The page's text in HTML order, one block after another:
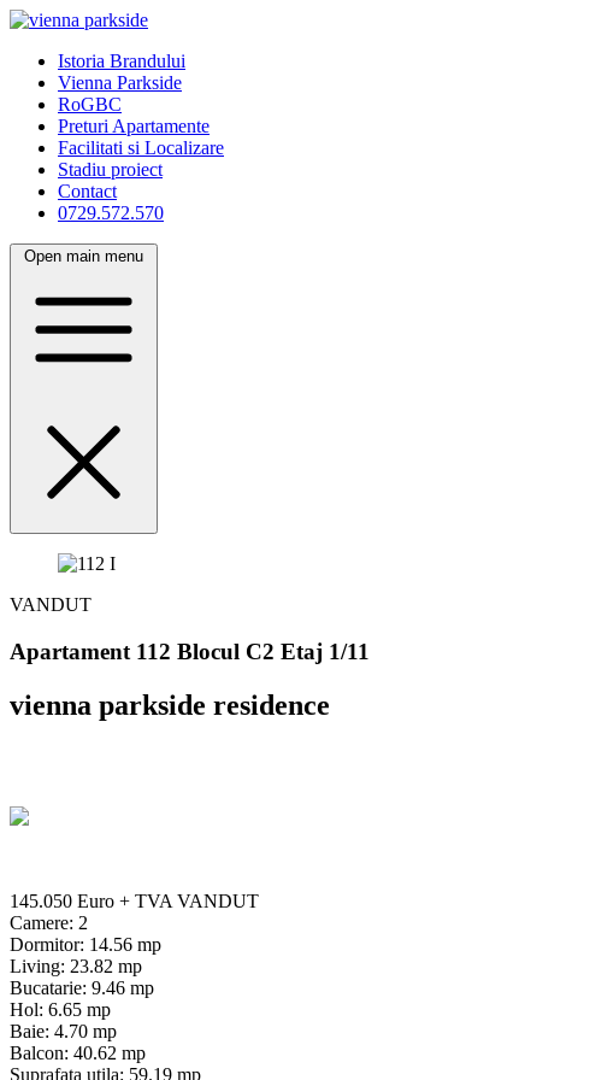
Istoria Brandului
Vienna Parkside
RoGBC
Preturi Apartamente
Facilitati si Localizare
Stadiu proiect
Contact
0729.572.570
Open main menu
VANDUT
Apartament 112 Blocul C2 Etaj 1/11
vienna parkside residence
145.050 Euro + TVA VANDUT
Camere: 2
Dormitor: 14.56 mp
Living: 23.82 mp
Bucatarie: 9.46 mp
Hol: 6.65 mp
Baie: 4.70 mp
Balcon: 40.62 mp
Suprafata utila: 59.19 mp